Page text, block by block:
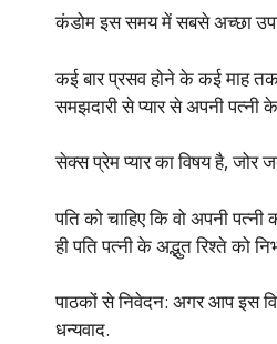
कंडोम इस समय में सबसे अच्छा
कई बार प्रसव होने के कई माह
समझदारी से प्यार से अपनी पत्नी
सेक्स प्रेम प्यार का विषय है, जोर
पति को चाहिए कि वो अपनी
ही पति पत्नी के अद्भुत रिश्ते को
पाठकों से निवेदन: अगर आप इस
धन्यवाद.